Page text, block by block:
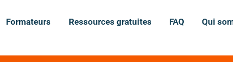
Formateurs Ressources gratuites FAQ Qui